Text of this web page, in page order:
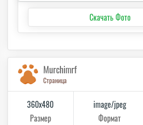
Скачать Фото
Murchimrf
Страница
360x480
Размер
image/jpeg
Формат